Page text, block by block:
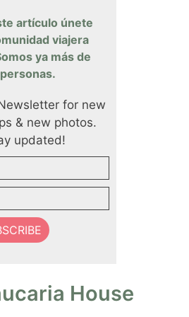
artículo únete
viajera
ya más de
for new
& new photos.
updated!
House